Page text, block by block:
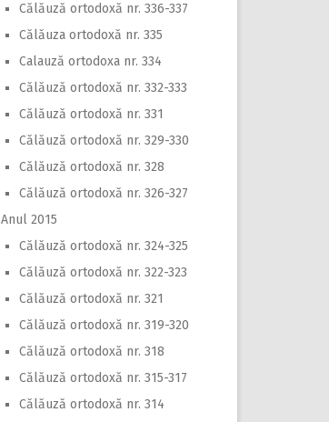
Călăuză ortodoxă nr. 336-337
Călăuza ortodoxă nr. 335
Calauză ortodoxa nr. 334
Călăuză ortodoxă nr. 332-333
Călăuză ortodoxă nr. 331
Călăuză ortodoxă nr. 329-330
Călăuză ortodoxă nr. 328
Călăuză ortodoxă nr. 326-327
Anul 2015
Călăuză ortodoxă nr. 324-325
Călăuză ortodoxă nr. 322-323
Călăuză ortodoxă nr. 321
Călăuză ortodoxă nr. 319-320
Călăuză ortodoxă nr. 318
Călăuză ortodoxă nr. 315-317
Călăuză ortodoxă nr. 314